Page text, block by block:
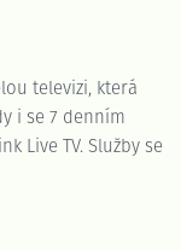
televizi, která
i se 7 denním
Live TV. Služby se